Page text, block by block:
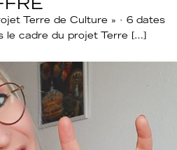
Terre de Culture » · 6 dates
le cadre du projet Terre […]